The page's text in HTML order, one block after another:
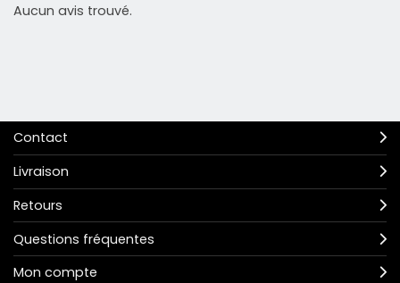
Aucun avis trouvé.
Contact
Livraison
Retours
Questions fréquentes
Mon compte